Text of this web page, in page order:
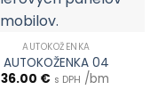
AUTOKOŽENKA
AUTOKOŽENKA 04
36.00 € s DPH /bm